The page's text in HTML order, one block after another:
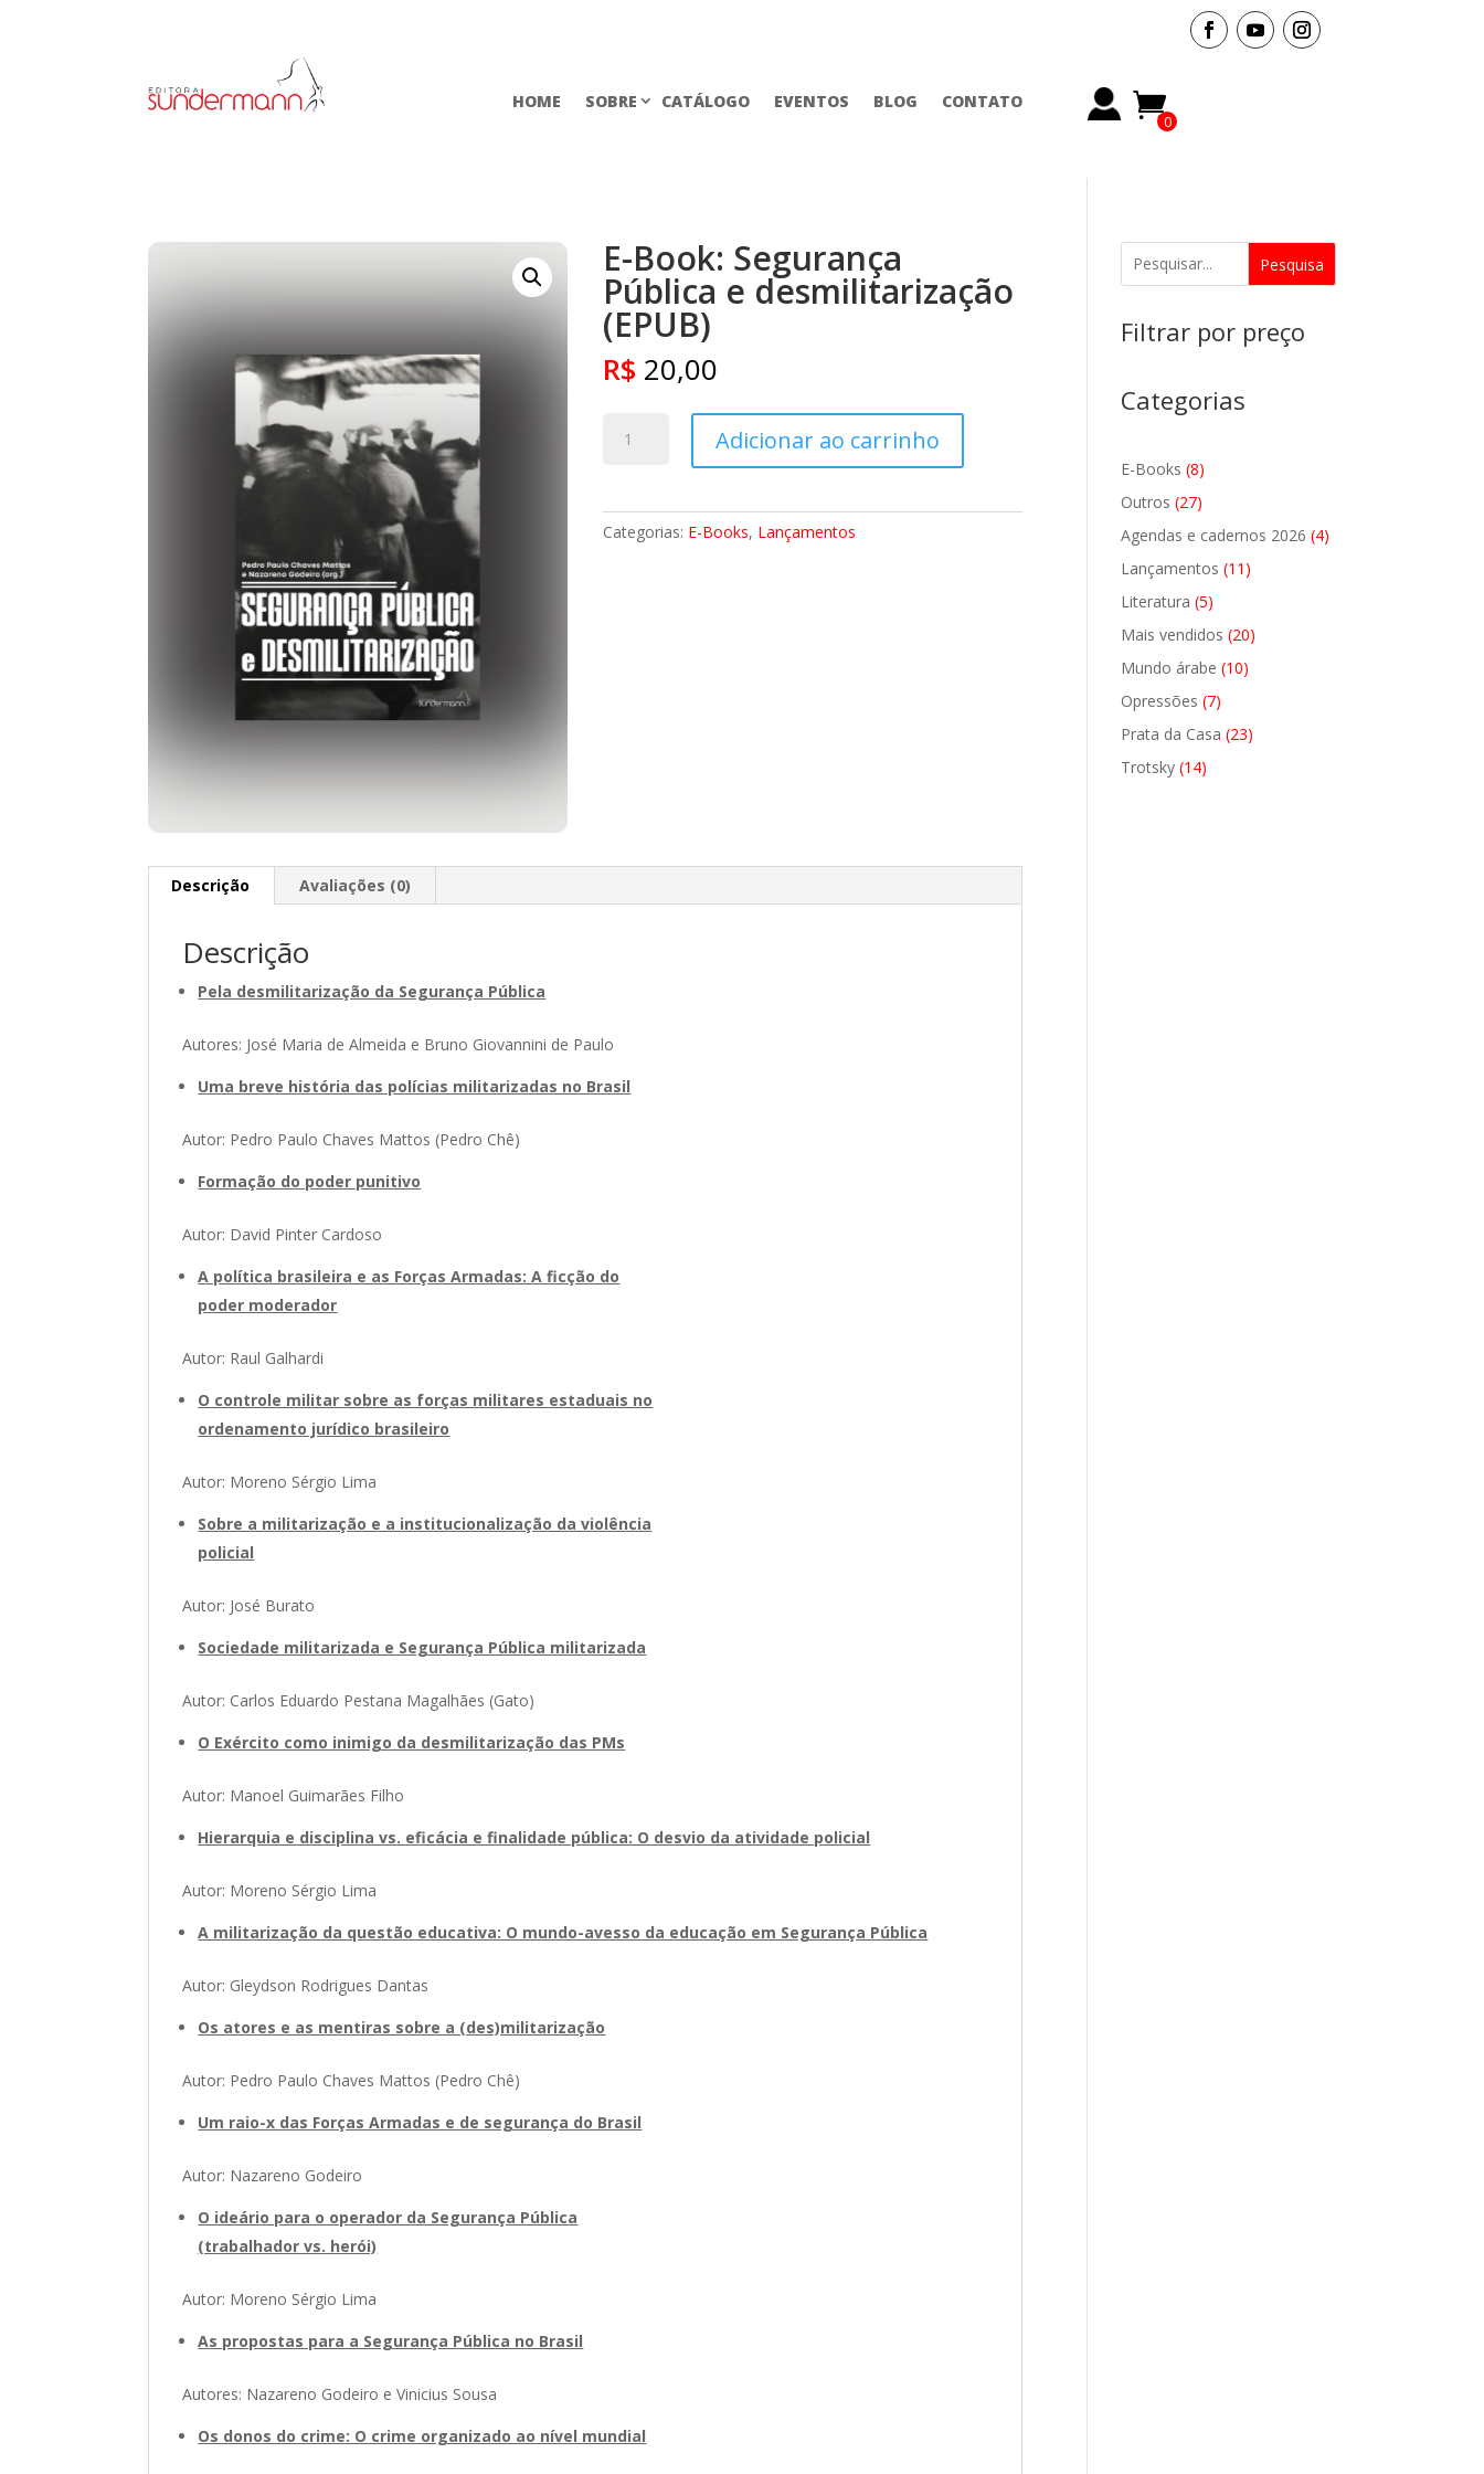
HOME SOBRE CATÁLOGO EVENTOS BLOG CONTATO
0
E-Book: Segurança
Pública e desmilitarização
(EPUB)
R$ 20,00
Book:
e
Adicionar ao carrinho
Categorias: E-Books, Lançamentos
Descrição Avaliações (0)
Descrição
Pela desmilitarização da Segurança Pública
Autores: José Maria de Almeida e Bruno Giovannini de Paulo
Uma breve história das polícias militarizadas no Brasil
Autor: Pedro Paulo Chaves Mattos (Pedro Chê)
Formação do poder punitivo
Autor: David Pinter Cardoso
A política brasileira e as Forças Armadas: A ficção do
poder moderador
Autor: Raul Galhardi
O controle militar sobre as forças militares estaduais no
ordenamento jurídico brasileiro
Autor: Moreno Sérgio Lima
Sobre a militarização e a institucionalização da violência
policial
Autor: José Burato
Sociedade militarizada e Segurança Pública militarizada
Autor: Carlos Eduardo Pestana Magalhães (Gato)
O Exército como inimigo da desmilitarização das PMs
Autor: Manoel Guimarães Filho
Hierarquia e disciplina vs. eficácia e finalidade pública: O desvio da atividade policial
Autor: Moreno Sérgio Lima
A militarização da questão educativa: O mundo-avesso da educação em Segurança Pública
Autor: Gleydson Rodrigues Dantas
Os atores e as mentiras sobre a (des)militarização
Autor: Pedro Paulo Chaves Mattos (Pedro Chê)
Um raio-x das Forças Armadas e de segurança do Brasil
Autor: Nazareno Godeiro
O ideário para o operador da Segurança Pública
(trabalhador vs. herói)
Autor: Moreno Sérgio Lima
As propostas para a Segurança Pública no Brasil
Autores: Nazareno Godeiro e Vinicius Sousa
Os donos do crime: O crime organizado ao nível mundial
Pesquisa
Filtrar por preço
Categorias
E-Books 88
produtos
Outros 2727
produtos
Agendas e cadernos 2026 44
Lançamentos 11 11
Literatura 55
produtos
Mais vendidos 2020
Mundo árabe 1010
Opressões 77
produtos
Prata da Casa 2323
Trotsky 1414